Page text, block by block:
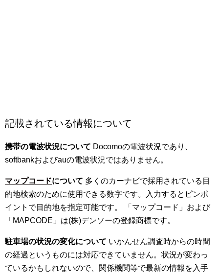
記載されている情報について
携帯の電波状況について Docomoの電波状況であり、
softbankおよびauの電波状況ではありません。
マップコードについて 多くのカーナビで採用されている目
的地検索のために使用できる数字です。入力するとピンポ
イントで目的地を指定可能です。 「マップコード」および
「MAPCODE」は(株)デンソーの登録商標です。
駐車場の状況の変化について いかんせん調査時からの時間
の経過というものには対応できていません。状況が変わっ
ているかもしれないので、関係機関等で最新の情報を入手